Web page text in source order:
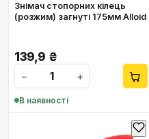
Знімач стопорних кілeць
(розжим) загнуті 175мм Alloid
139,9 ₴
−
+
В наявності